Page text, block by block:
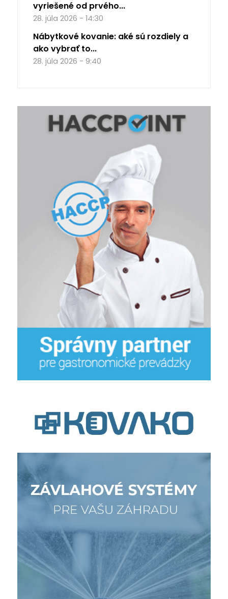
vyriešené od prvého...
28. júla 2026 - 14:30
Nábytkové kovanie: aké sú rozdiely a
ako vybrať to...
28. júla 2026 - 9:40